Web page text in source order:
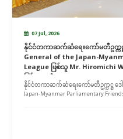
07 Jul, 2026
နိုင်ငံတကာဆက်ဆံရေးကော်မတီဥက္ကဋ္
General of the Japan-
League ဖြစ်သူ Mr. Hiromichi Watanabe အာ
ဖြင့် တွေ့ဆုံ
နိုင်ငံတကာဆက်ဆံရေးကော်မတီဥက္ကဋ္ဌ ဒေါ
Japan-Myanmar Parliamentary